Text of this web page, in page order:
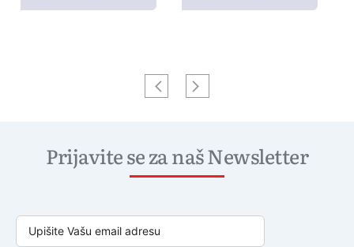
Prijavite se za naš Newsletter